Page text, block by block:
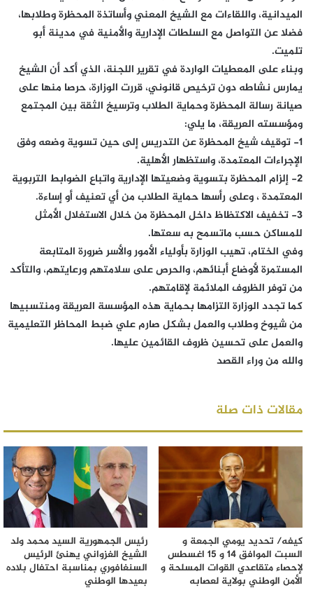
الميدانية، واللقاءات مع الشيخ المعني وأساتذة المحظرة وطلابها،
فضلا عن التواصل مع السلطات الإدارية والأمنية في مدينة أبو
تلميت.
وبناء على المعطيات الواردة في تقرير اللجنة، الذي أكد أن الشيخ
يمارس نشاطه دون ترخيص قانوني، قررت الوزارة، حرصا منها على
صيانة رسالة المحظرة وحماية الطلاب وترسيخ الثقة بين المجتمع
ومؤسسته العريقة، ما يلي:
1- توقيف شيخ المحظرة عن التدريس إلى حين تسوية وضعه وفق
الإجراءات المعتمدة، واستظهار الأهلية.
2- إلزام المحظرة بتسوية وضعيتها الإدارية واتباع الضوابط التربوية
المعتمدة ، وعلى رأسها حماية الطلاب من أي تعنيف أو إساءة.
3- تخفيف الاكتظاظ داخل المحظرة من خلال الاستغلال الأمثل
للمساكن حسب ماتسمح به سعتها.
وفي الختام، تهيب الوزارة بأولياء الأمور والأسر ضرورة المتابعة
المستمرة لأوضاع أبنائهم، والحرص على سلامتهم ورعايتهم، والتأكد
من توفر الظروف الملائمة لإقامتهم.
كما تجدد الوزارة التزامها بحماية هذه المؤسسة العريقة ومنتسبيها
من شيوخ وطلاب والعمل بشكل صارم علي ضبط المحاظر التعليمية
والعمل على تحسين ظروف القائمين عليها.
والله من وراء القصد
مقالات ذات صلة
كيفه/ تحديد يومي الجمعة و
السبت الموافق 14 و 15 اغسطس
لإحصاء متقاعدي القوات المسلحة و
الأمن الوطني بولاية لعصابه
رئيس الجمهورية السيد محمد ولد
الشيخ الغزواني يهنئ الرئيس
السنغافوري بمناسبة احتفال بلاده
بعيدها الوطني